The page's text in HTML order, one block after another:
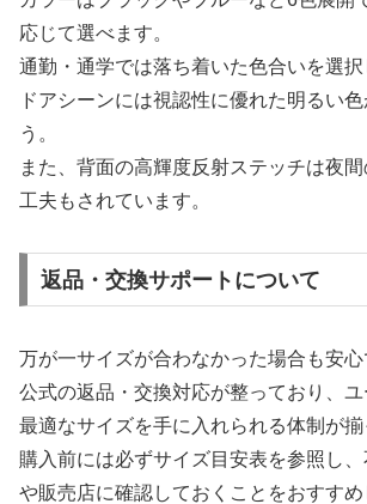
応じて選べます。
通勤・通学では落ち着いた色合いを選択
ドアシーンには視認性に優れた明るい
う。
また、背面の高輝度反射ステッチは夜
工夫もされています。
返品・交換サポートについて
万が一サイズが合わなかった場合も安心
公式の返品・交換対応が整っており、ユ
最適なサイズを手に入れられる体制が揃
購入前には必ずサイズ目安表を参照し
や販売店に確認しておくことをおすすめ